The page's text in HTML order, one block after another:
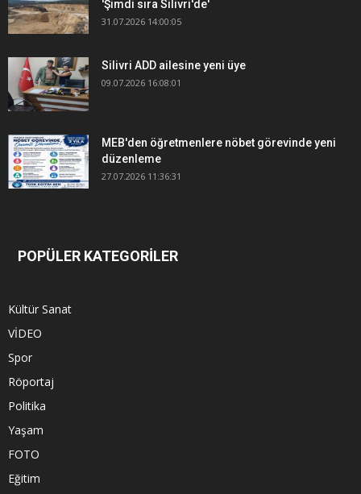
'Şimdi sıra Silivri'de'
31.07.2026 14:00:05
Silivri ADD ailesine yeni üye
09.07.2026 16:08:01
MEB'den öğretmenlere nöbet görevinde yeni
düzenleme
27.07.2026 11:36:31
POPÜLER KATEGORİLER
Kültür Sanat
VİDEO
Spor
Röportaj
Politika
Yaşam
FOTO
Eğitim